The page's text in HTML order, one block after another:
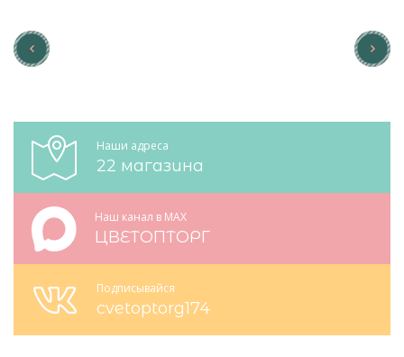
Наши адреса
22 магазина
Наш канал в MAX
ЦВЕТОПТОРГ
Подписывайся
cvetoptorg174